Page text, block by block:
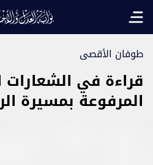
Open main menu
طوفان الأقصى
قراءة في الشعارات
المرفوعة بمسيرة